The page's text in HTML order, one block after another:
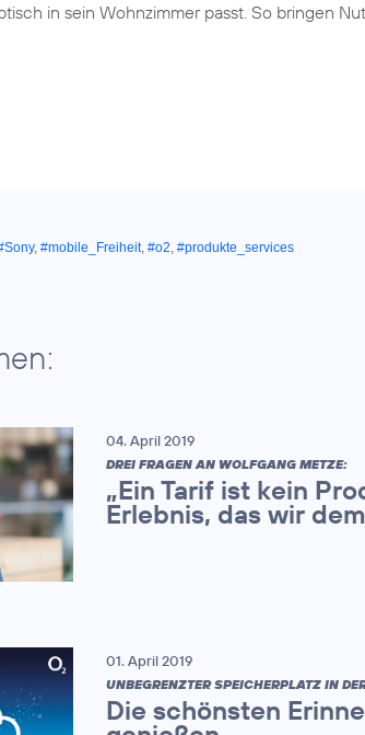
in sein Wohnzimmer passt. So bringen
, #mobile_Freiheit, #o2, #produkte_services
04. April 2019
DREI FRAGEN AN WOLFGANG METZE:
„Ein Tarif ist kein
Erlebnis, das wir
01. April 2019
UNBEGRENZTER SPEICHERPLATZ IN
Die schönsten